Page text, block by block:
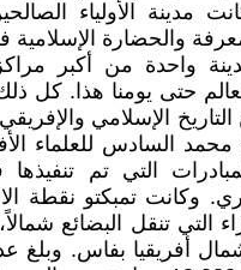
والحضارة الإسلامية
واحدة من أكبر
حتى يومنا هذا. كل
الإسلامي
السادس للعلماء
التي تم
وكانت تمبكتو نقطة
التي تنقل البضائع
أفريقيا بفاس. وبلغ